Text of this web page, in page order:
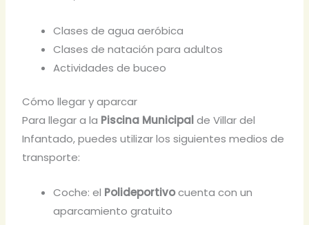
Clases de agua aeróbica
Clases de natación para adultos
Actividades de buceo
Cómo llegar y aparcar
Para llegar a la Piscina Municipalde Villar del
Infantado, puedes utilizar los siguientes medios de
transporte:
Coche: el Polideportivocuenta con un
aparcamiento gratuito